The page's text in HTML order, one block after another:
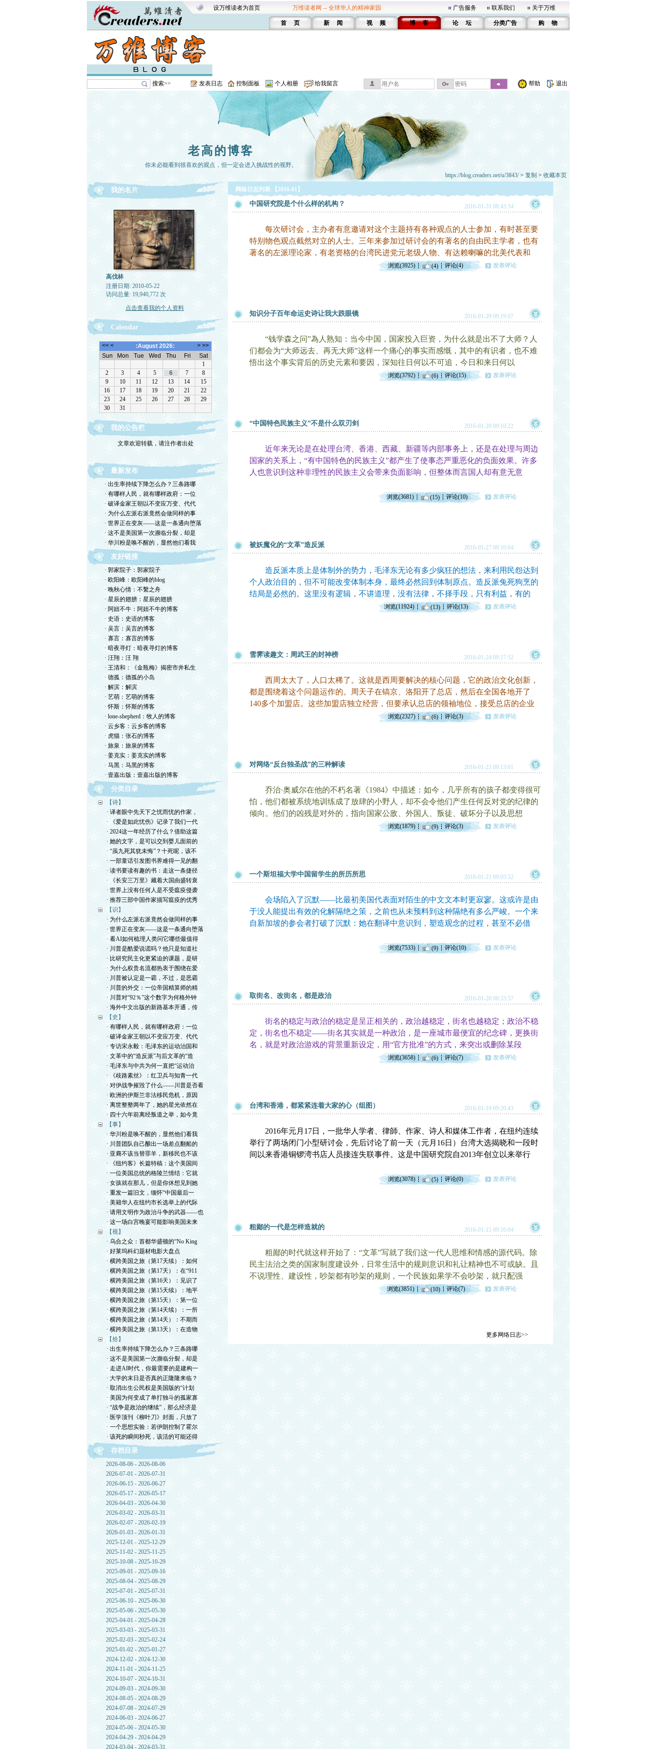
设万维读者为首页 万维读者网 -- 全球华人的精神家园 广告服务 联系我们 关于万维
首 页 新 闻 视 频 博 客 论 坛 分类广告 购 物
搜索>> 发表日志 控制面板 个人相册 给我留言 帮助 退出
老高的博客
你未必能看到很喜欢的观点，但一定会进入挑战性的视野。
https://blog.creaders.net/u/3843/> 复制 > 收藏本页
我的名片
高伐林
注册日期: 2010-05-22
访问总量: 19,940,772 次
点击查看我的个人资料
Calendar
我的公告栏
文章欢迎转载，请注作者出处
最新发布
· 出生率持续下降怎么办？三条路哪
· 有哪样人民，就有哪样政府：一位
· 破译金家王朝以不变应万变、代代
· 为什么左派右派竟然会做同样的事
· 世界正在变灰——这是一条通向堕落
· 这不是美国第一次濒临分裂，却是
· 华川粉是唤不醒的，显然他们看我
友好链接
· 郭家院子：郭家院子
· 欧阳峰：欧阳峰的blog
· 晚秋心情：不繫之舟
· 星辰的翅膀：星辰的翅膀
· 阿妞不牛：阿妞不牛的博客
· 史语：史语的博客
· 吴言：吴言的博客
· 寡言：寡言的博客
· 暗夜寻灯：暗夜寻灯的博客
· 汪翔：汪 翔
· 王清和：《金瓶梅》揭密市井私生
· 德孤：德孤的小岛
· 解滨：解滨
· 艺萌：艺萌的博客
· 怀斯：怀斯的博客
· lone-shepherd：牧人的博客
· 云乡客：云乡客的博客
· 虎猫：张石的博客
· 旅泉：旅泉的博客
· 姜克实：姜克实的博客
· 马黑：马黑的博客
· 壹嘉出版：壹嘉出版的博客
分类目录
【诗】
· 译者眼中先天下之忧而忧的作家，
· 《爱是如此忧伤》记录了我们一代
· 2024这一年经历了什么？借助这篇
· 她的文字，是可以交到婴儿面前的
· “虽九死其犹未悔”？十死呢，该不
· 一部童话引发图书界难得一见的翻
· 读书要读有趣的书：走这一条捷径
· 《长安三万里》藏着大国由盛转衰
· 世界上没有任何人是不受瘟疫侵袭
· 推荐三部中国作家描写瘟疫的优秀
【识】
· 为什么左派右派竟然会做同样的事
· 世界正在变灰——这是一条通向堕落
· 看AI如何梳理人类问它哪些最值得
· 川普是酷爱说谎吗？他只是知道社
· 比研究民主化更紧迫的课题，是研
· 为什么权贵名流都热衷于围绕在爱
· 川普被认定是一霸，不过，是恶霸
· 川普的外交：一位帝国精算师的精
· 川普对“92％”这个数字为何格外钟
· 海外中文出版的新路基本开通，传
【史】
· 有哪样人民，就有哪样政府：一位
· 破译金家王朝以不变应万变、代代
· 专访宋永毅：毛泽东的运动治国和
· 文革中的“造反派”与后文革的“造
· 毛泽东与中共为何一直把“运动治
· 《歧路素丝》：红卫兵与知青一代
· 对伊战争摧毁了什么——川普是否看
· 欧洲的伊斯兰非法移民危机，原因
· 离世整整两年了，她的星光依然在
· 四十六年前离经叛道之举，如今竟
【事】
· 华川粉是唤不醒的，显然他们看我
· 川普团队自己酿出一场差点翻船的
· 亚裔不该当替罪羊，新移民也不该
· 《纽约客》长篇特稿：这个美国间
· 一位美国总统的格陵兰情结：它就
· 女孩就在那儿，但是你休想见到她
· 重发一篇旧文，缅怀“中国最后一
· 美籍华人在纽约市长选举上的代际
· 请用文明作为政治斗争的武器——也
· 这一场白宫晚宴可能影响美国未来
【视】
· 乌合之众：首都华盛顿的“No King
· 好莱坞科幻题材电影大盘点
· 横跨美国之旅（第17天续）：如何
· 横跨美国之旅（第17天）：在“911
· 横跨美国之旅（第16天）：见识了
· 横跨美国之旅（第15天续）：地平
· 横跨美国之旅（第15天）：第一位
· 横跨美国之旅（第14天续）：一所
· 横跨美国之旅（第14天）：不期而
· 横跨美国之旅（第13天）：在造物
【拾】
· 出生率持续下降怎么办？三条路哪
· 这不是美国第一次濒临分裂，却是
· 走进AI时代，你最需要的是建构一
· 大学的末日是否真的正隆隆来临？
· 取消出生公民权是美国版的“计划
· 美国为何变成了单打独斗的孤家寡
· “战争是政治的继续”，那么经济是
· 医学顶刊《柳叶刀》封面，只放了
· 一个思想实验：若伊朗控制了霍尔
· 该死的瞬间秒死，该活的可能还得
存档目录
2026-08-06 - 2026-08-06
2026-07-01 - 2026-07-31
2026-06-15 - 2026-06-27
2026-05-17 - 2026-05-17
2026-04-03 - 2026-04-30
2026-03-02 - 2026-03-31
2026-02-07 - 2026-02-19
2026-01-03 - 2026-01-31
2025-12-01 - 2025-12-29
2025-11-02 - 2025-11-25
2025-10-08 - 2025-10-29
2025-09-01 - 2025-09-16
2025-08-04 - 2025-08-29
2025-07-01 - 2025-07-31
2025-06-10 - 2025-06-30
2025-05-06 - 2025-05-30
2025-04-01 - 2025-04-28
2025-03-03 - 2025-03-31
2025-02-03 - 2025-02-24
2025-01-02 - 2025-01-27
2024-12-02 - 2024-12-30
2024-11-01 - 2024-11-25
2024-10-07 - 2024-10-31
2024-09-03 - 2024-09-30
2024-08-05 - 2024-08-29
2024-07-08 - 2024-07-29
2024-06-03 - 2024-06-27
2024-05-06 - 2024-05-30
2024-04-29 - 2024-04-29
2024-03-04 - 2024-03-31
网络日志列表 【2016-01】
中国研究院是个什么样的机构？ 2016-01-31 08:43:34
每次研讨会，主办者有意邀请对这个主题持有各种观点的人士参加，有时甚至要
特别物色观点截然对立的人士。三年来参加过研讨会的有著名的自由民主学者，也有
著名的左派理论家，有老资格的台湾民进党元老级人物、有达赖喇嘛的北美代表和
浏览(3925) (4) 评论(4) 发表评论
知识分子百年命运史诗让我大跌眼镜 2016-01-29 09:19:07
“钱学森之问”為人熟知：当今中国，国家投入巨资，为什么就是出不了大师？人
们都会为“大师远去、再无大师”这样一个痛心的事实而感慨，其中的有识者，也不难
悟出这个事实背后的历史元素和要因，深知往日何以不可追，今日和来日何以
浏览(3792) (6) 评论(15) 发表评论
“中国特色民族主义”不是什么双刃剑 2016-01-28 09:10:22
近年来无论是在处理台湾、香港、西藏、新疆等内部事务上，还是在处理与周边
国家的关系上，“有中国特色的民族主义”都产生了使事态严重恶化的负面效果。许多
人也意识到这种非理性的民族主义会带来负面影响，但整体而言国人却有意无意
浏览(3681) (15) 评论(10) 发表评论
被妖魔化的“文革”造反派 2016-01-27 09:10:04
造反派本质上是体制外的势力，毛泽东无论有多少疯狂的想法，来利用民怨达到
个人政治目的，但不可能改变体制本身，最终必然回到体制原点。造反派兔死狗烹的
结局是必然的。这里没有逻辑，不讲道理，没有法律，不择手段，只有利益，有的
浏览(11924) (13) 评论(13) 发表评论
雪霁读趣文：周武王的封神榜 2016-01-24 09:17:52
西周太大了，人口太稀了。这就是西周要解决的核心问题，它的政治文化创新，
都是围绕着这个问题运作的。周天子在镐京、洛阳开了总店，然后在全国各地开了
140多个加盟店。这些加盟店独立经营，但要承认总店的领袖地位，接受总店的企业
浏览(2327) (6) 评论(3) 发表评论
对网络“反台独圣战”的三种解读 2016-01-23 09:13:01
乔治·奥威尔在他的不朽名著《1984》中描述：如今，几乎所有的孩子都变得很可
怕，他们都被系统地训练成了放肆的小野人，却不会令他们产生任何反对党的纪律的
倾向。他们的凶残是对外的，指向国家公敌、外国人、叛徒、破坏分子以及思想
浏览(1879) (9) 评论(3) 发表评论
一个斯坦福大学中国留学生的所历所思 2016-01-21 09:03:52
会场陷入了沉默——比最初美国代表面对陌生的中文文本时更寂寥。这或许是由
于没人能提出有效的化解隔绝之策，之前也从未预料到这种隔绝有多么严峻。一个来
自新加坡的参会者打破了沉默：她在翻译中意识到，塑造观念的过程，甚至不必借
浏览(7533) (9) 评论(10) 发表评论
取街名、改街名，都是政治 2016-01-20 08:33:57
街名的稳定与政治的稳定是呈正相关的，政治越稳定，街名也越稳定；政治不稳
定，街名也不稳定——街名其实就是一种政治，是一座城市最便宜的纪念碑，更换街
名，就是对政治游戏的背景重新设定，用“官方批准”的方式，来突出或删除某段
浏览(3658) (6) 评论(7) 发表评论
台湾和香港，都紧紧连着大家的心（组图） 2016-01-19 09:20:43
2016年元月17日，一批华人学者、律師、作家、诗人和媒体工作者，在纽约连续
举行了两场闭门小型研讨会，先后讨论了前一天（元月16日）台湾大选揭晓和一段时
间以来香港铜锣湾书店人员接连失联事件。这是中国研究院自2013年创立以来举行
浏览(3078) (5) 评论(0) 发表评论
粗鄙的一代是怎样造就的 2016-01-15 09:16:04
粗鄙的时代就这样开始了：“文革”写就了我们这一代人思维和情感的源代码。除
民主法治之类的国家制度建设外，日常生活中的规则意识和礼让精神也不可或缺。且
不说理性、建设性，吵架都有吵架的规则，一个民族如果学不会吵架，就只配强
浏览(3851) (10) 评论(7) 发表评论
更多网络日志>>